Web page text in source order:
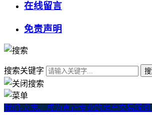
在线留言
免责声明
搜索关键字
我们·立志。成为真正专业的房产交易顾问